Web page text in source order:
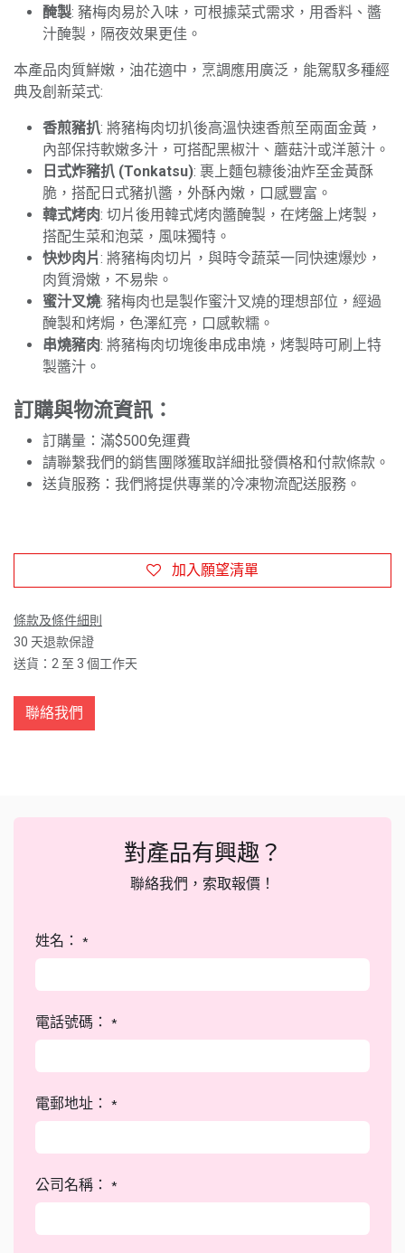
醃製: 豬梅肉易於入味，可根據菜式需求，用香料、醬
汁醃製，隔夜效果更佳。
本產品肉質鮮嫩，油花適中，烹調應用廣泛，能駕馭多種經
典及創新菜式:
香煎豬扒: 將豬梅肉切扒後高溫快速香煎至兩面金黃，
內部保持軟嫩多汁，可搭配黑椒汁、蘑菇汁或洋蔥汁。
日式炸豬扒 (Tonkatsu): 裹上麵包糠後油炸至金黃酥
脆，搭配日式豬扒醬，外酥內嫩，口感豐富。
韓式烤肉: 切片後用韓式烤肉醬醃製，在烤盤上烤製，
搭配生菜和泡菜，風味獨特。
快炒肉片: 將豬梅肉切片，與時令蔬菜一同快速爆炒，
肉質滑嫩，不易柴。
蜜汁叉燒: 豬梅肉也是製作蜜汁叉燒的理想部位，經過
醃製和烤焗，色澤紅亮，口感軟糯。
串燒豬肉: 將豬梅肉切塊後串成串燒，烤製時可刷上特
製醬汁。
訂購與物流資訊：
訂購量：滿$500免運費
請聯繫我們的銷售團隊獲取詳細批發價格和付款條款。
送貨服務：我們將提供專業的冷凍物流配送服務。
加入願望清單
條款及條件細則
30 天退款保證
送貨：2 至 3 個工作天
聯絡我們
對產品有興趣？
聯絡我們，索取報價！
姓名： *
電話號碼： *
電郵地址： *
公司名稱： *